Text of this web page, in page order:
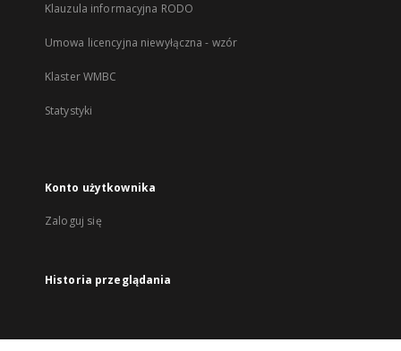
Klauzula informacyjna RODO
Umowa licencyjna niewyłączna - wzór
Klaster WMBC
Statystyki
Konto użytkownika
Zaloguj się
Historia przeglądania